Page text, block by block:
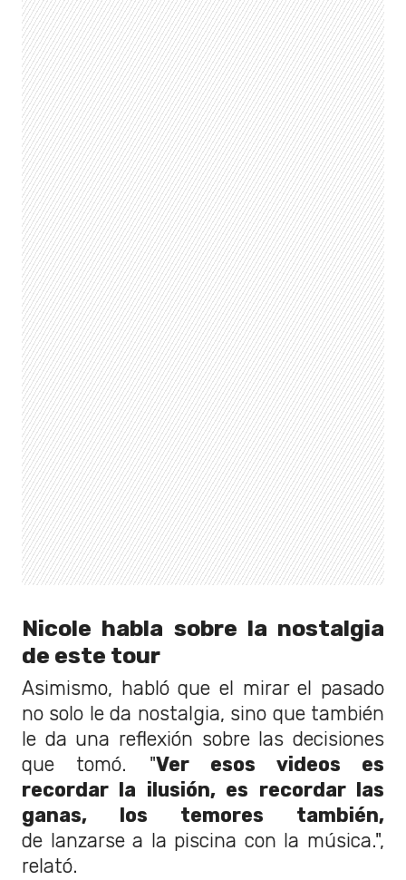
Nicole habla sobre la nostalgia
de este tour
Asimismo, habló que el mirar el pasado
no solo le da nostalgia, sino que también
le da una reflexión sobre las decisiones
que tomó. "Ver esos videos es
recordar la ilusión, es recordar las
ganas, los temores también,
de lanzarse a la piscina con la música.",
relató.